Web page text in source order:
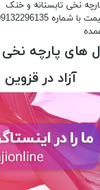
نخی تابستانه و خنک
تماس حاصل فرمایید
های پارچه
آزاد در قزوین